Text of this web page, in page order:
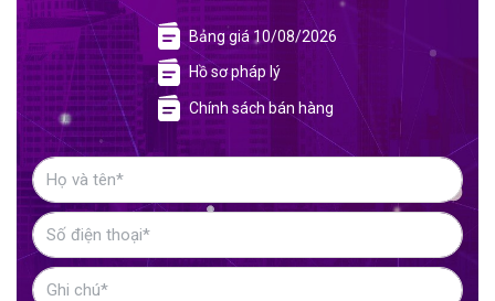
Bảng giá 10/08/2026
Hồ sơ pháp lý
Chính sách bán hàng